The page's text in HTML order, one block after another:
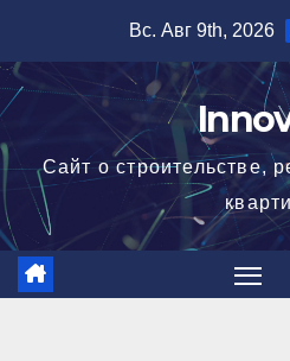
содержимому
Вс. Авг 9th, 2026
Сайт о строительстве,